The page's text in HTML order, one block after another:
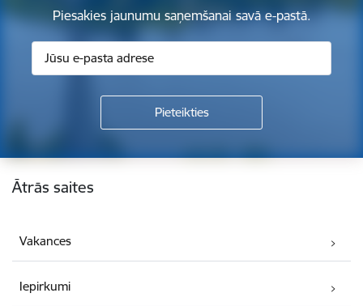
Piesakies jaunumu saņemšanai savā e-pastā.
Kājene
Ātrās saites
Vakances
Iepirkumi